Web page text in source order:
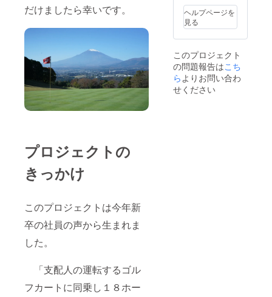
だけましたら幸いです。
プロジェクトの
きっかけ
このプロジェクトは今年新
卒の社員の声から生まれま
した。
「支配人の運転するゴル
フカートに同乗し１８ホー
費税、ゴルフ利
用税の納金には
ご利用頂けませ
ん。 ご利用金額
が利用券の金額
分に満たない場
合でも別途お支
払いいただく事
となっておりま
ヘルプページを
見る
このプロジェクト
の問題報告はこち
らよりお問い合わ
せください